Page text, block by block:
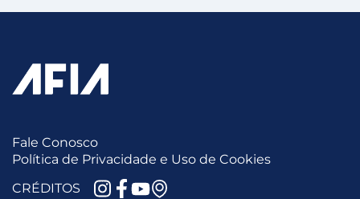
Fale Conosco
Política de Privacidade e Uso de Cookies
CRÉDITOS